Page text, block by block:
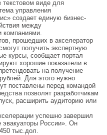
текстовом виде для
управления
создает единую бизнес-
между
компаниями.
прошедших в акселератор
получить экспертную
курсы, сообщает портал
хорошие показатели в
на получение
Для этого нужно
поставлены перед командой
позволят разработчикам
расширить аудиторию или
успешно завершил
эвакуаторы России». Он
тыс.дол.